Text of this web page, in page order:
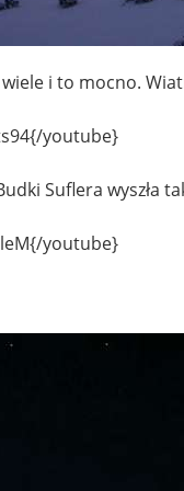
i to mocno.
youtube}
Suflera wyszła
youtube}